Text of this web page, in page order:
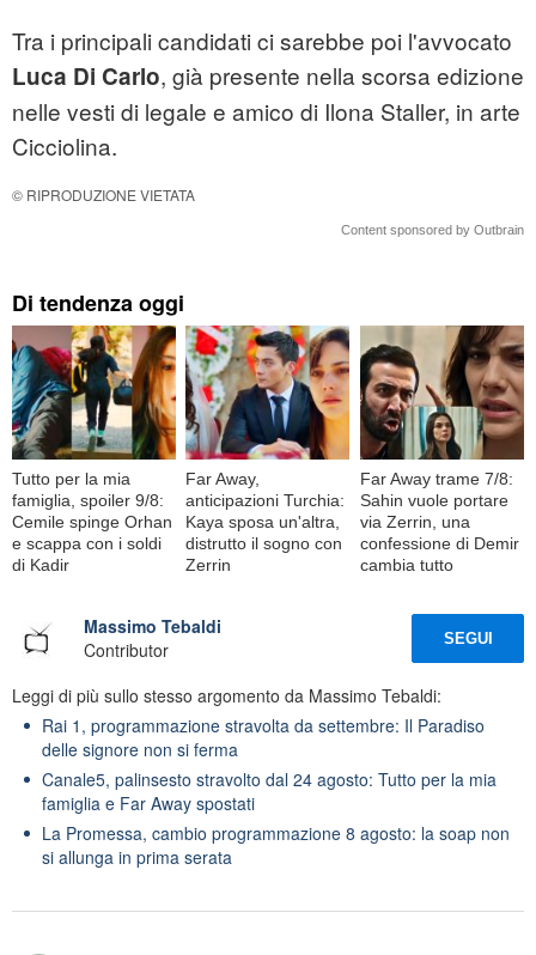
Tra i principali candidati ci sarebbe poi l'avvocato
Luca Di Carlo, già presente nella scorsa edizione
nelle vesti di legale e amico di Ilona Staller, in arte
Cicciolina.
© RIPRODUZIONE VIETATA
Content sponsored by Outbrain
Di tendenza oggi
Tutto per la mia
famiglia, spoiler 9/8:
Cemile spinge Orhan
e scappa con i soldi
di Kadir
Far Away,
anticipazioni Turchia:
Kaya sposa un'altra,
distrutto il sogno con
Zerrin
Far Away trame 7/8:
Sahin vuole portare
via Zerrin, una
confessione di Demir
cambia tutto
Massimo Tebaldi
Contributor
SEGUI
Leggi di più sullo stesso argomento da Massimo Tebaldi:
Rai 1, programmazione stravolta da settembre: Il Paradiso
delle signore non si ferma
Canale5, palinsesto stravolto dal 24 agosto: Tutto per la mia
famiglia e Far Away spostati
La Promessa, cambio programmazione 8 agosto: la soap non
si allunga in prima serata